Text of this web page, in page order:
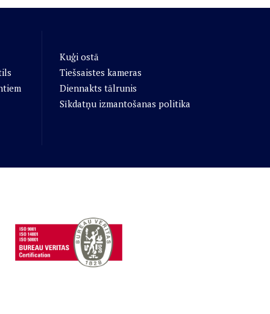
Kuģi ostā
Tiešsaistes kameras
Diennakts tālrunis
Sīkdatņu izmantošanas politika